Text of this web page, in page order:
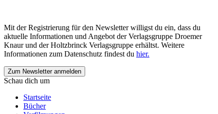
Mit der Registrierung für den Newsletter willigst du ein, dass du
aktuelle Informationen und Angebot der Verlagsgruppe Droemer
Knaur und der Holtzbrinck Verlagsgruppe erhältst. Weitere
Informationen zum Datenschutz findest du hier.
Schau dich um
Startseite
Bücher